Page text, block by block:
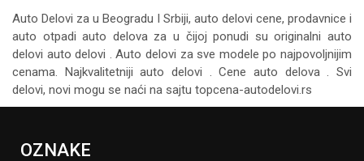
Auto Delovi za u Beogradu I Srbiji, auto delovi cene, prodavnice i
auto otpadi auto delova za u čijoj ponudi su originalni auto
delovi auto delovi . Auto delovi za sve modele po najpovoljnijim
cenama. Najkvalitetniji auto delovi . Cene auto delova . Svi
delovi, novi mogu se naći na sajtu topcena-autodelovi.rs
OZNAKE